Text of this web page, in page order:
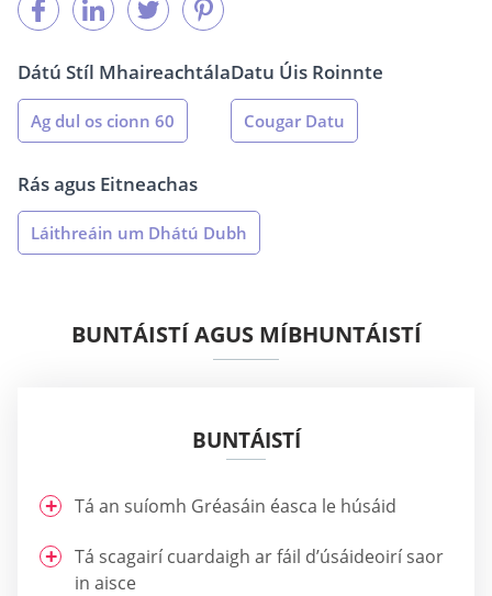
Dátú Stíl Mhaireachtála
Ag dul os cionn 60
Datu Úis Roinnte
Cougar Datu
Rás agus Eitneachas
Láithreáin um Dhátú Dubh
BUNTÁISTÍ AGUS MÍBHUNTÁISTÍ
BUNTÁISTÍ
Tá an suíomh Gréasáin éasca le húsáid
Tá scagairí cuardaigh ar fáil d’úsáideoirí saor
in aisce